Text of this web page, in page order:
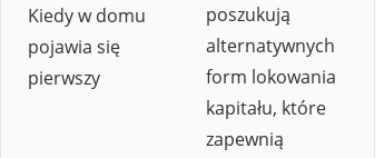
Kiedy w domu
pojawia się
pierwszy
poszukują
alternatywnych
form lokowania
kapitału, które
zapewnią